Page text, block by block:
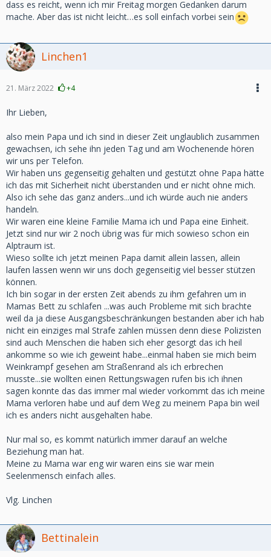
dass es reicht, wenn ich mir Freitag morgen Gedanken darum
mache. Aber das ist nicht leicht…es soll einfach vorbei sein
Linchen1
21. März 2022 +4
Ihr Lieben,
also mein Papa und ich sind in dieser Zeit unglaublich zusammen
gewachsen, ich sehe ihn jeden Tag und am Wochenende hören
wir uns per Telefon.
Wir haben uns gegenseitig gehalten und gestützt ohne Papa hätte
ich das mit Sicherheit nicht überstanden und er nicht ohne mich.
Also ich sehe das ganz anders...und ich würde auch nie anders
handeln.
Wir waren eine kleine Familie Mama ich und Papa eine Einheit.
Jetzt sind nur wir 2 noch übrig was für mich sowieso schon ein
Alptraum ist.
Wieso sollte ich jetzt meinen Papa damit allein lassen, allein
laufen lassen wenn wir uns doch gegenseitig viel besser stützen
können.
Ich bin sogar in der ersten Zeit abends zu ihm gefahren um in
Mamas Bett zu schlafen ...was auch Probleme mit sich brachte
weil da ja diese Ausgangsbeschränkungen bestanden aber ich hab
nicht ein einziges mal Strafe zahlen müssen denn diese Polizisten
sind auch Menschen die haben sich eher gesorgt das ich heil
ankomme so wie ich geweint habe...einmal haben sie mich beim
Weinkrampf gesehen am Straßenrand als ich erbrechen
musste...sie wollten einen Rettungswagen rufen bis ich ihnen
sagen konnte das das immer mal wieder vorkommt das ich meine
Mama verloren habe und auf dem Weg zu meinem Papa bin weil
ich es anders nicht ausgehalten habe.
Nur mal so, es kommt natürlich immer darauf an welche
Beziehung man hat.
Meine zu Mama war eng wir waren eins sie war mein
Seelenmensch einfach alles.
Vlg. Linchen
Bettinalein